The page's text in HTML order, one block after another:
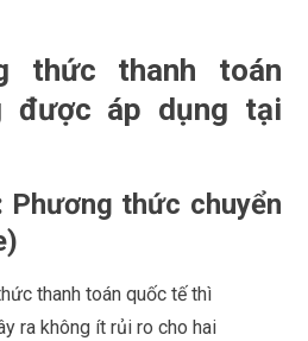
thức thanh toán
được áp dụng tại
Phương thức chuyển
thanh toán quốc tế thì
ra không ít rủi ro cho hai